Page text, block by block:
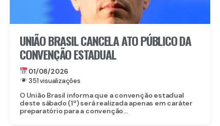
UNIÃO BRASIL CANCELA ATO PÚBLICO DA
CONVENÇÃO ESTADUAL
01/08/2026
351 visualizações
O União Brasil informa que a convenção estadual
deste sábado (1º) será realizada apenas em caráter
preparatório para a convenção...